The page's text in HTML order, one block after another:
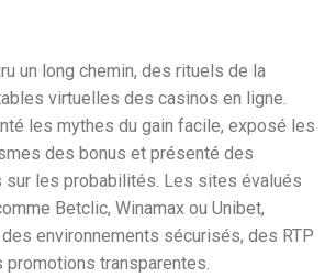
un long chemin, des rituels de la
virtuelles des casinos en ligne.
les mythes du gain facile, exposé les
des bonus et présenté des
les probabilités. Les sites évalués
Betclic, Winamax ou Unibet,
des environnements sécurisés, des RTP
transparentes.